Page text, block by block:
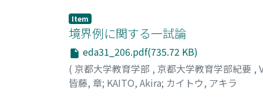
Item
境界例に関する一試論
eda31_206.pdf(735.72 KB)
( 京都大学教育学部 , 京都大学教育学部紀要 ,
皆藤, 章; KAITO, Akira; カイトウ, アキラ